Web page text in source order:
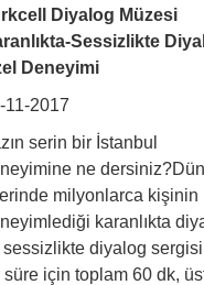
Diyalog Müzesi
Sessizlikte
Deneyimi
11-2017
serin bir İstanbul
ne
milyonlarca kişinin
karanlıkta
sessizlikte diyalog sergisi
süre için toplam 60 dk,